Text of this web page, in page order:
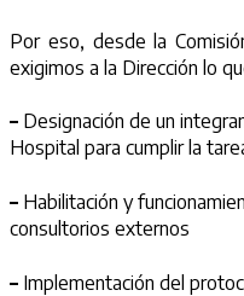
Por eso, desde la
exigimos a la Dirección lo
– Designación de un
Hospital para cumplir la
– Habilitación y
consultorios externos
– Implementación del